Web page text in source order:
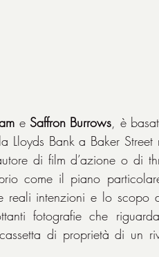
e Saffron Burrows , è
Bank a Baker
di film d’azione o di
come il piano
reali intenzioni e lo scopo
fotografie che